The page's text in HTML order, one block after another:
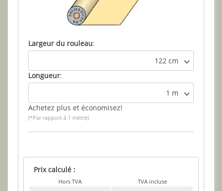
Largeur du rouleau:
122 cm
Longueur:
1 m
Achetez plus et économisez!
(*Par rapport à 1 mètre)
Prix calculé :
Hors TVA TVA incluse